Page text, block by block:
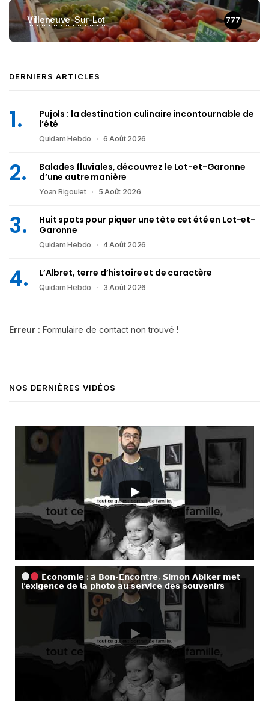
Villeneuve-Sur-Lot 777
DERNIERS ARTICLES
Pujols : la destination culinaire incontournable de
l’été
Quidam Hebdo 6 Août 2026
Balades fluviales, découvrez le Lot-et-Garonne
d’une autre manière
Yoan Rigoulet 5 Août 2026
Huit spots pour piquer une tête cet été en Lot-et-
Garonne
Quidam Hebdo 4 Août 2026
L’Albret, terre d’histoire et de caractère
Quidam Hebdo 3 Août 2026
Erreur : Formulaire de contact non trouvé !
NOS DERNIÈRES VIDÉOS
𝗘𝗰𝗼𝗻𝗼𝗺𝗶𝗲 : 𝗮̀ 𝗕𝗼𝗻-𝗘𝗻𝗰𝗼𝗻𝘁𝗿𝗲, 𝗦𝗶𝗺𝗼𝗻 𝗔𝗯𝗶𝗸𝗲𝗿 𝗺𝗲𝘁
𝗹’𝗲𝘅𝗶𝗴𝗲𝗻𝗰𝗲 𝗱𝗲 𝗹𝗮 𝗽𝗵𝗼𝘁𝗼 𝗮𝘂 𝘀𝗲𝗿𝘃𝗶𝗰𝗲 𝗱𝗲𝘀 𝘀𝗼𝘂𝘃𝗲𝗻𝗶𝗿𝘀